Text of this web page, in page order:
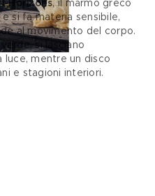
Horizons, il marmo greco
si fa materia sensibile,
al movimento del corpo.
si lasciano
luce, mentre un disco
e stagioni interiori.